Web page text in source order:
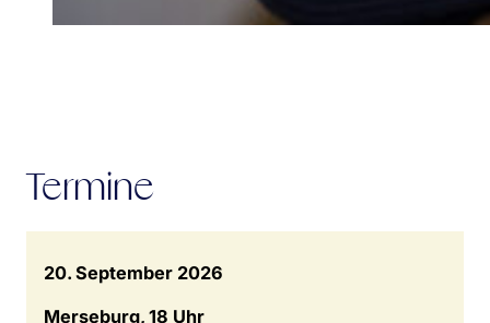
Termine
20. September 2026
Merseburg, 18 Uhr